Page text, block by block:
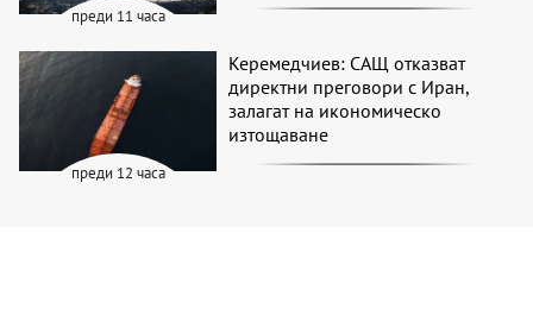
преди 11 часа
преди 12 часа
Керемедчиев: САЩ отказват
директни преговори с Иран,
залагат на икономическо
изтощаване